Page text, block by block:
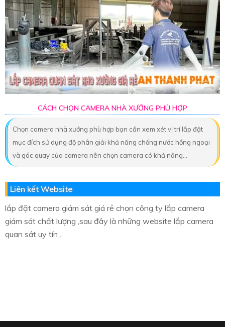
CÁCH CHỌN CAMERA NHÀ XƯỞNG PHÙ HỢP
Chọn camera nhà xưởng phù hợp bạn cần xem xét vị trí lắp đặt
mục đích sử dụng độ phân giải khả năng chống nước hồng ngoại
và góc quay của camera nên chọn camera có khả năng...
Liên kết Website
lắp đặt camera giám sát giá rẻ chọn công ty lắp camera
giám sát chất lượng ,sau đây là những website lắp camera
quan sát uy tín .